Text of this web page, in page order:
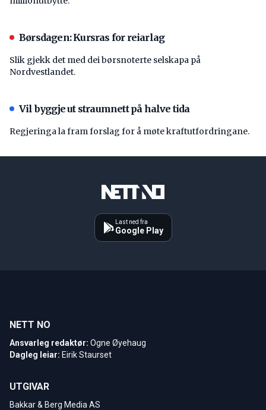
Børsdagen: Kursras for reiarlag
Slik gjekk det med dei børsnoterte selskapa på
Nordvestlandet.
Vil byggje ut straumnett på halve tida
Regjeringa la fram forslag for å møte kraftutfordringane.
Last ned fra
Google Play
NETT NO
Ansvarleg redaktør: Ogne Øyehaug
Dagleg leiar: Eirik Staurset
UTGIVAR
Bakkar & Berg Media AS